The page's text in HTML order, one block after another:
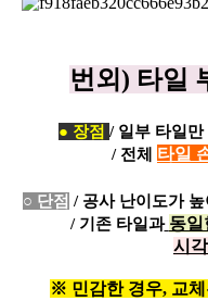
번외) 타일
● 장점 / 일부 타일만
/ 전체 타일
○ 단점 / 공사 난이도가
/ 기존 타일과 동일
시
※ 민감한 경우, 교